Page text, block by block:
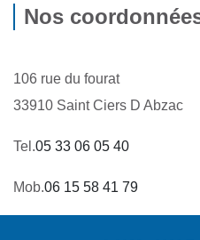
Nos
106 rue du fourat
33910 Saint Ciers D Abzac
Tel.05 33 06 05 40
Mob.06 15 58 41 79